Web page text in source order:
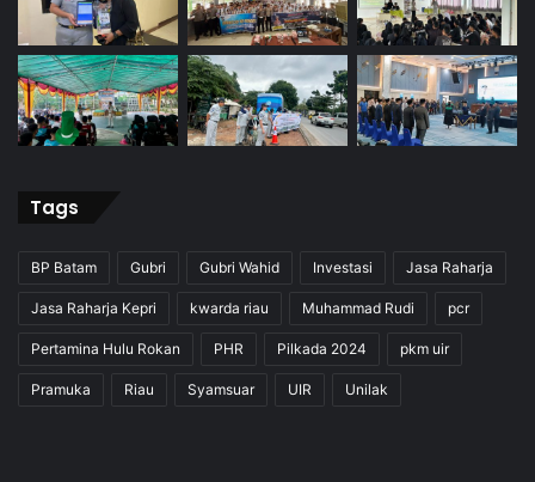
Tags
BP Batam Gubri Gubri Wahid Investasi Jasa Raharja
Jasa Raharja Kepri kwarda riau Muhammad Rudi pcr
Pertamina Hulu Rokan PHR Pilkada 2024 pkm uir
Pramuka Riau Syamsuar UIR Unilak